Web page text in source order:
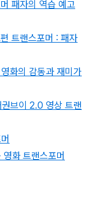
패자의 역습 예고
트랜스포머 : 패자
화의 감동과 재미가
브이 2.0 영상 트랜
화 트랜스포머